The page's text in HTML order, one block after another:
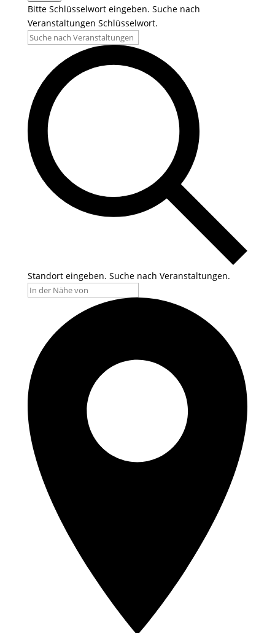
Bitte Schlüsselwort eingeben. Suche nach
Veranstaltungen Schlüsselwort.
Standort eingeben. Suche nach Veranstaltungen.